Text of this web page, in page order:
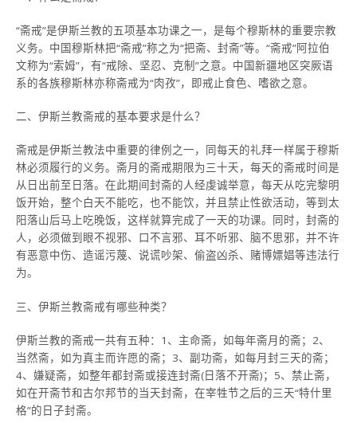
“斋戒”是伊斯兰教的五项基本功课之一，是每个穆斯林的重要宗教
义务。中国穆斯林把“斋戒”称之为“把斋、封斋”等。“斋戒”阿拉伯
文称为“索姆”，有“戒除、坚忍、克制”之意。中国新疆地区突厥语
系的各族穆斯林亦称斋戒为“肉孜”，即戒止食色、嗜欲之意。
二、伊斯兰教斋戒的基本要求是什么？
斋戒是伊斯兰教法中重要的律例之一，同每天的礼拜一样属于穆斯
林必须履行的义务。斋月的斋戒期限为三十天，每天的斋戒时间是
从日出前至日落。在此期间封斋的人经虔诚举意，每天从吃完黎明
饭开始，整个白天不能吃，也不能饮，并且禁止性欲活动，等到太
阳落山后马上吃晚饭，这样就算完成了一天的功课。同时，封斋的
人，必须做到眼不视邪、口不言邪、耳不听邪、脑不思邪，并不许
有恶意中伤、造谣污蔑、说谎吵架、偷盗凶杀、赌博嫖娼等违法行
为。
三、伊斯兰教斋戒有哪些种类？
伊斯兰教的斋戒一共有五种：1、主命斋，如每年斋月的斋；2、
当然斋，如为真主而许愿的斋；3、副功斋，如每月封三天的斋；
4、嫌疑斋，如整年都封斋或接连封斋(日落不开斋)；5、禁止斋，
如在开斋节和古尔邦节的当天封斋，在宰牲节之后的三天“特什里
格”的日子封斋。